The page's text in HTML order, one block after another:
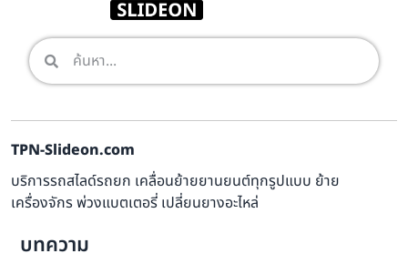
TPN-Slideon.com
บริการรถสไลด์รถยก เคลื่อนย้ายยานยนต์ทุกรูปแบบ ย้าย
เครื่องจักร พ่วงแบตเตอรี่ เปลี่ยนยางอะไหล่
บทความ